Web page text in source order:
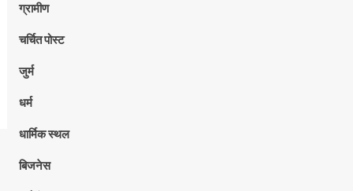
ग्रामीण
चर्चित पोस्ट
जुर्म
धर्म
धार्मिक स्थल
बिजनेस